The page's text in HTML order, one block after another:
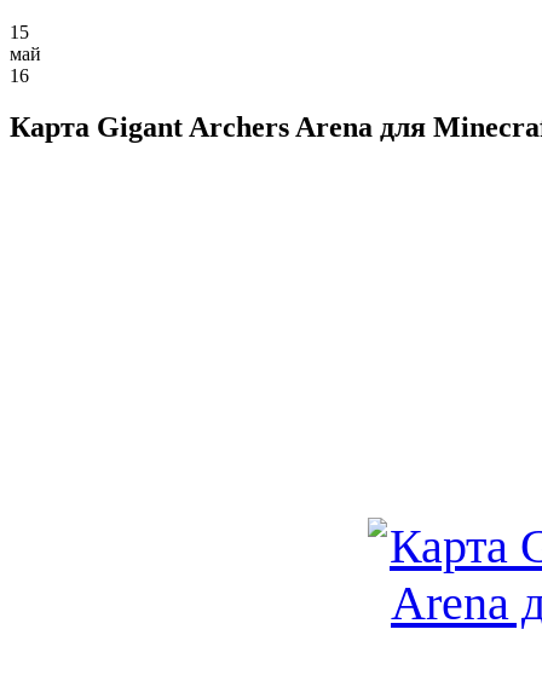
15
май
16
Карта Gigant Archers Arena для